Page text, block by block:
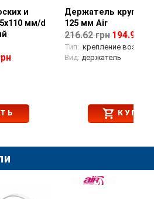
и
мм/d
Просмотр
Держатель круглых
125 мм Air
216.62 грн 194.96
Тип: крепление
Вид: держатель